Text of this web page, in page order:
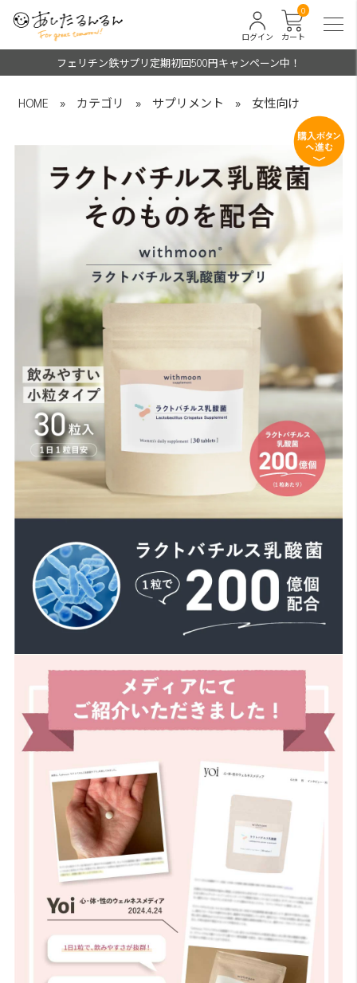
カート
0
ログイン
フェリチン鉄サプリ定期初回500円キャンペーン中！
HOME » カテゴリ » サプリメント » 女性向け